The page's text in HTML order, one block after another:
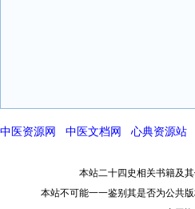
中医资源网 中医文档网 心典资源站
本站二十四史相关书籍及
本站不可能一一鉴别其是否为公共